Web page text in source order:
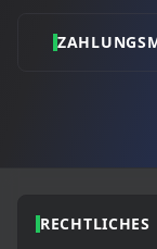
RECHTLICHES